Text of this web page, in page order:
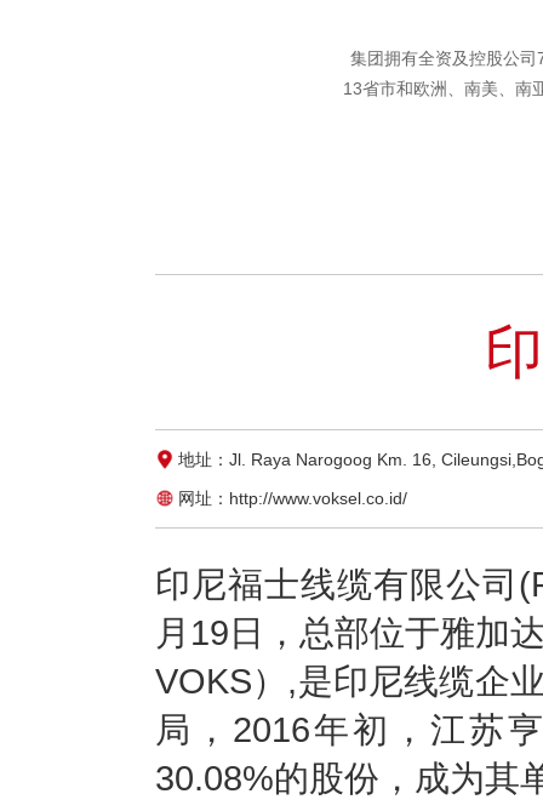
集团拥有全资及控股公
13省市和欧洲、南美、南
地址：Jl. Raya Narogoog Km. 16,
网址：http://www.voksel.co.id/
印尼福士线缆有限公司
月19日，总部位于雅加
VOKS）,是印尼线缆企
局，2016年初，江苏
30.08%的股份，成为其